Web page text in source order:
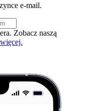
e-mail.
Zobacz naszą